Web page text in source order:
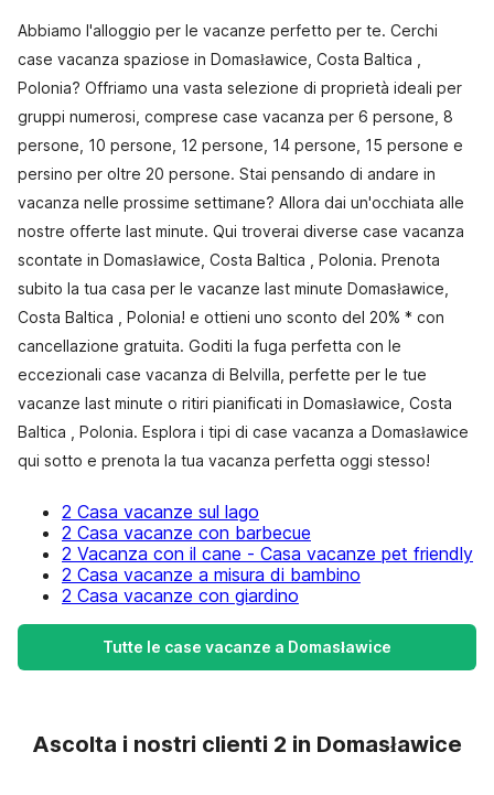
Abbiamo l'alloggio per le vacanze perfetto per te. Cerchi
case vacanza spaziose in Domasławice, Costa Baltica ,
Polonia? Offriamo una vasta selezione di proprietà ideali per
gruppi numerosi, comprese case vacanza per 6 persone, 8
persone, 10 persone, 12 persone, 14 persone, 15 persone e
persino per oltre 20 persone. Stai pensando di andare in
vacanza nelle prossime settimane? Allora dai un'occhiata alle
nostre offerte last minute. Qui troverai diverse case vacanza
scontate in Domasławice, Costa Baltica , Polonia. Prenota
subito la tua casa per le vacanze last minute Domasławice,
Costa Baltica , Polonia! e ottieni uno sconto del 20% * con
cancellazione gratuita. Goditi la fuga perfetta con le
eccezionali case vacanza di Belvilla, perfette per le tue
vacanze last minute o ritiri pianificati in Domasławice, Costa
Baltica , Polonia. Esplora i tipi di case vacanza a Domasławice
qui sotto e prenota la tua vacanza perfetta oggi stesso!
2 Casa vacanze sul lago
2 Casa vacanze con barbecue
2 Vacanza con il cane - Casa vacanze pet friendly
2 Casa vacanze a misura di bambino
2 Casa vacanze con giardino
Tutte le case vacanze a Domasławice
Ascolta i nostri clienti 2 in Domasławice